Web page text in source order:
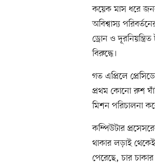
কয়েক মাস ধরে
অবিশ্বাস্য
ড্রোন ও
বিরুদ্ধে।
গত এপ্রিলে
প্রথম কোনো রুশ
মিশন পরিচালনা
কম্পিউটার
থাকার লড়াই
পেরেছে, চার